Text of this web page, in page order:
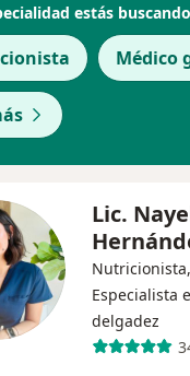
estás
Médico
Lic.
Especialista
delgadez